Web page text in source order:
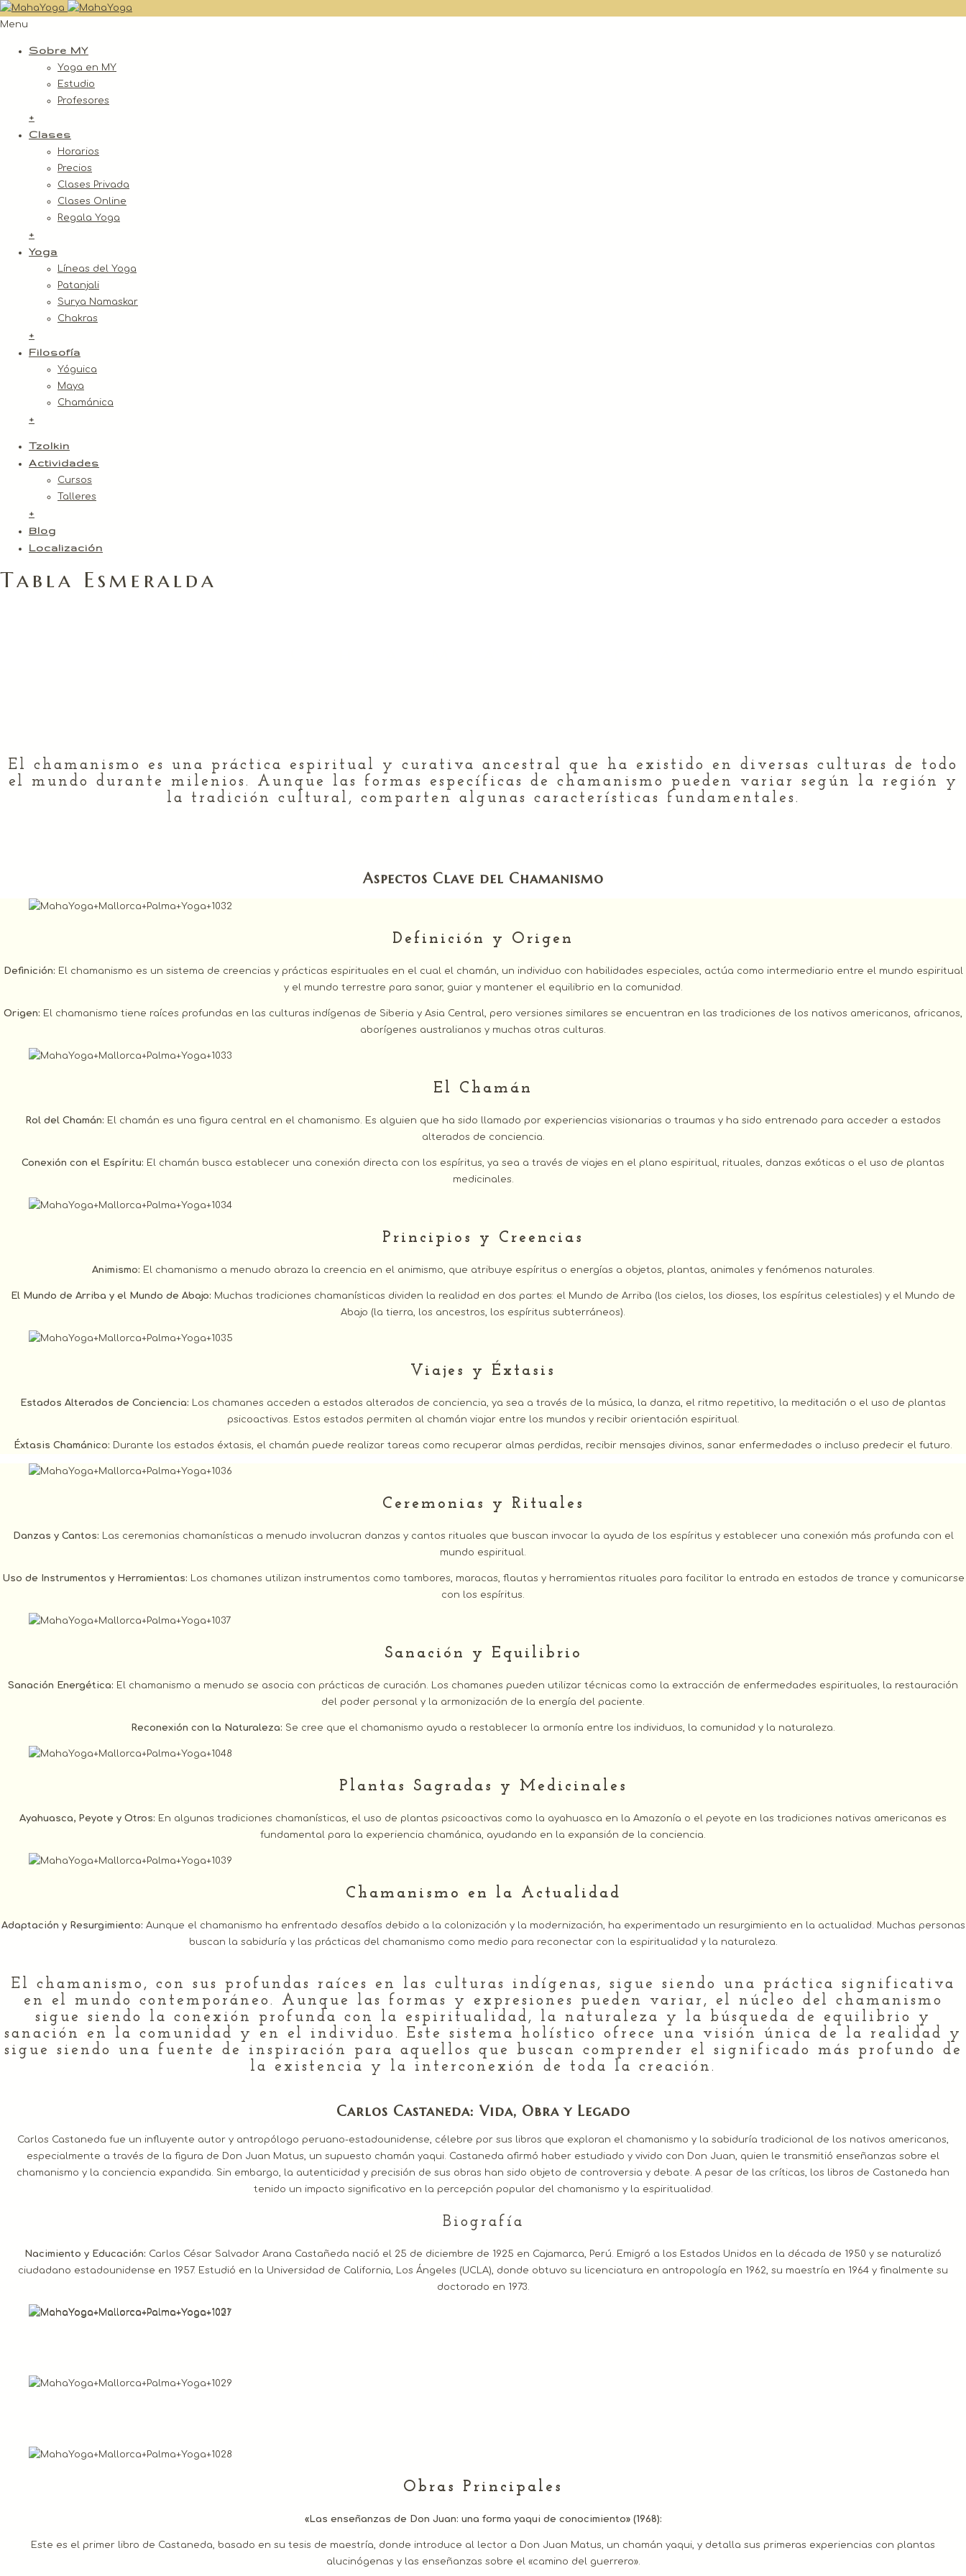
Menu
Sobre MY
Yoga en MY
Estudio
Profesores
+
Clases
Horarios
Precios
Clases Privada
Clases Online
Regala Yoga
+
Yoga
Líneas del Yoga
Patanjali
Surya Namaskar
Chakras
+
Filosofía
Yóguica
Maya
Chamánica
+
Tzolkin
Actividades
Cursos
Talleres
+
Blog
Localización
Tabla Esmeralda
El chamanismo es una práctica espiritual y curativa ancestral que ha existido en diversas culturas de todo
el mundo durante milenios. Aunque las formas específicas de chamanismo pueden variar según la región y
la tradición cultural, comparten algunas características fundamentales.
Aspectos Clave del Chamanismo
Definición y Origen
Definición: El chamanismo es un sistema de creencias y prácticas espirituales en el cual el chamán, un individuo con habilidades especiales, actúa como intermediario entre el mundo espiritual
y el mundo terrestre para sanar, guiar y mantener el equilibrio en la comunidad.
Origen: El chamanismo tiene raíces profundas en las culturas indígenas de Siberia y Asia Central, pero versiones similares se encuentran en las tradiciones de los nativos americanos, africanos,
aborígenes australianos y muchas otras culturas.
El Chamán
Rol del Chamán: El chamán es una figura central en el chamanismo. Es alguien que ha sido llamado por experiencias visionarias o traumas y ha sido entrenado para acceder a estados
alterados de conciencia.
Conexión con el Espíritu: El chamán busca establecer una conexión directa con los espíritus, ya sea a través de viajes en el plano espiritual, rituales, danzas exóticas o el uso de plantas
medicinales.
Principios y Creencias
Animismo: El chamanismo a menudo abraza la creencia en el animismo, que atribuye espíritus o energías a objetos, plantas, animales y fenómenos naturales.
El Mundo de Arriba y el Mundo de Abajo: Muchas tradiciones chamanísticas dividen la realidad en dos partes: el Mundo de Arriba (los cielos, los dioses, los espíritus celestiales) y el Mundo de
Abajo (la tierra, los ancestros, los espíritus subterráneos).
Viajes y Éxtasis
Estados Alterados de Conciencia: Los chamanes acceden a estados alterados de conciencia, ya sea a través de la música, la danza, el ritmo repetitivo, la meditación o el uso de plantas
psicoactivas. Estos estados permiten al chamán viajar entre los mundos y recibir orientación espiritual.
Éxtasis Chamánico: Durante los estados éxtasis, el chamán puede realizar tareas como recuperar almas perdidas, recibir mensajes divinos, sanar enfermedades o incluso predecir el futuro.
Ceremonias y Rituales
Danzas y Cantos: Las ceremonias chamanísticas a menudo involucran danzas y cantos rituales que buscan invocar la ayuda de los espíritus y establecer una conexión más profunda con el
mundo espiritual.
Uso de Instrumentos y Herramientas: Los chamanes utilizan instrumentos como tambores, maracas, flautas y herramientas rituales para facilitar la entrada en estados de trance y comunicarse
con los espíritus.
Sanación y Equilibrio
Sanación Energética: El chamanismo a menudo se asocia con prácticas de curación. Los chamanes pueden utilizar técnicas como la extracción de enfermedades espirituales, la restauración
del poder personal y la armonización de la energía del paciente.
Reconexión con la Naturaleza: Se cree que el chamanismo ayuda a restablecer la armonía entre los individuos, la comunidad y la naturaleza.
Plantas Sagradas y Medicinales
Ayahuasca, Peyote y Otros: En algunas tradiciones chamanísticas, el uso de plantas psicoactivas como la ayahuasca en la Amazonía o el peyote en las tradiciones nativas americanas es
fundamental para la experiencia chamánica, ayudando en la expansión de la conciencia.
Chamanismo en la Actualidad
Adaptación y Resurgimiento: Aunque el chamanismo ha enfrentado desafíos debido a la colonización y la modernización, ha experimentado un resurgimiento en la actualidad. Muchas personas
buscan la sabiduría y las prácticas del chamanismo como medio para reconectar con la espiritualidad y la naturaleza.
El chamanismo, con sus profundas raíces en las culturas indígenas, sigue siendo una práctica significativa
en el mundo contemporáneo. Aunque las formas y expresiones pueden variar, el núcleo del chamanismo
sigue siendo la conexión profunda con la espiritualidad, la naturaleza y la búsqueda de equilibrio y
sanación en la comunidad y en el individuo. Este sistema holístico ofrece una visión única de la realidad y
sigue siendo una fuente de inspiración para aquellos que buscan comprender el significado más profundo de
la existencia y la interconexión de toda la creación.
Carlos Castaneda: Vida, Obra y Legado
Carlos Castaneda fue un influyente autor y antropólogo peruano-estadounidense, célebre por sus libros que exploran el chamanismo y la sabiduría tradicional de los nativos americanos,
especialmente a través de la figura de Don Juan Matus, un supuesto chamán yaqui. Castaneda afirmó haber estudiado y vivido con Don Juan, quien le transmitió enseñanzas sobre el
chamanismo y la conciencia expandida. Sin embargo, la autenticidad y precisión de sus obras han sido objeto de controversia y debate. A pesar de las críticas, los libros de Castaneda han
tenido un impacto significativo en la percepción popular del chamanismo y la espiritualidad.
Biografía
Nacimiento y Educación: Carlos César Salvador Arana Castañeda nació el 25 de diciembre de 1925 en Cajamarca, Perú. Emigró a los Estados Unidos en la década de 1950 y se naturalizó
ciudadano estadounidense en 1957. Estudió en la Universidad de California, Los Ángeles (UCLA), donde obtuvo su licenciatura en antropología en 1962, su maestría en 1964 y finalmente su
doctorado en 1973.
Obras Principales
«Las enseñanzas de Don Juan: una forma yaqui de conocimiento» (1968):
Este es el primer libro de Castaneda, basado en su tesis de maestría, donde introduce al lector a Don Juan Matus, un chamán yaqui, y detalla sus primeras experiencias con plantas
alucinógenas y las enseñanzas sobre el «camino del guerrero».